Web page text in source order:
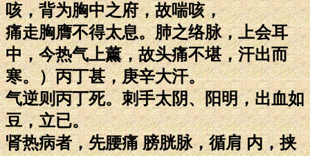
咳，背为胸中之府，故喘咳，
痛走胸膺不得太息。肺之络脉，上会耳
中，今热气上薰，故头痛不堪，汗出而
寒。）丙丁甚，庚辛大汗。
气逆则丙丁死。刺手太阴、阳明，出血如
豆，立已。
肾热病者，先腰痛 膀胱脉，循肩 内，挟